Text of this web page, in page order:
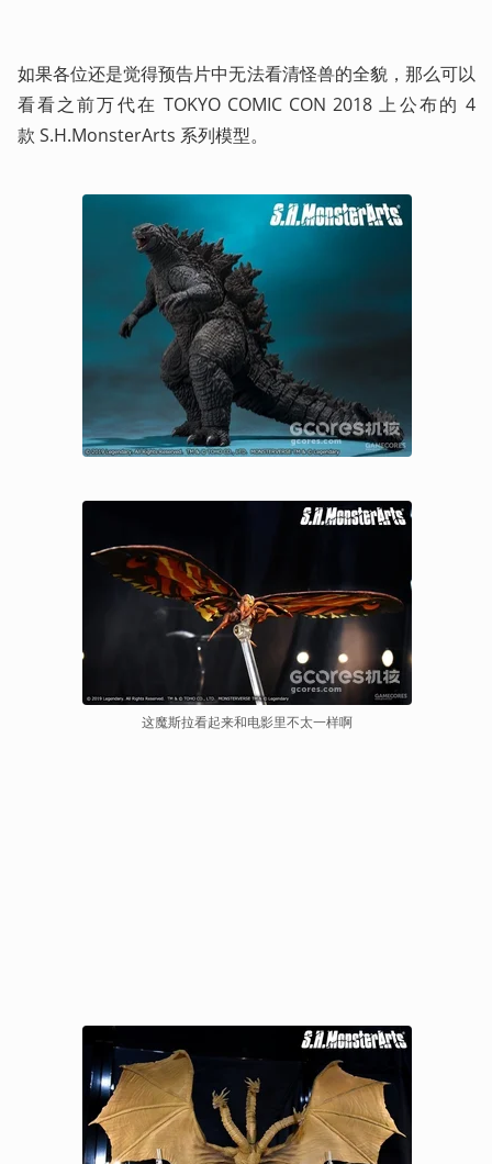
如果各位还是觉得预告片中无法看清怪兽的全貌，那么可以
看看之前万代在 TOKYO COMIC CON 2018 上公布的 4
款 S.H.MonsterArts 系列模型。
这魔斯拉看起来和电影里不太一样啊